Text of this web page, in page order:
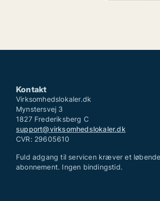
Kontakt
Virksomhedslokaler.dk
Mynstersvej 3
1827 Frederiksberg C
support@virksomhedslokaler.dk
CVR: 29605610
Fuld adgang til servicen kræver et løbende
abonnement. Ingen bindingstid.